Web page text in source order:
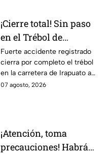
¡Cierre total! Sin paso
en el Trébol de
Irapuato; toma estas
vías alternas
Fuerte accidente registrado
cierra por completo el trébol
en la carretera de Irapuato a
Abasolo
07 agosto, 2026
¡Atención, toma
precauciones! Habrá